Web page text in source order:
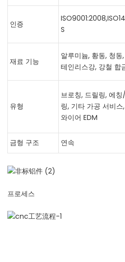
인증
S
재료 기능
알루미늄, 황동, 청
테인리스강, 강철 합
유형
브로칭, 드릴링, 에
링, 기타 가공 서비
와이어 EDM
금형 구조 연속
프로세스